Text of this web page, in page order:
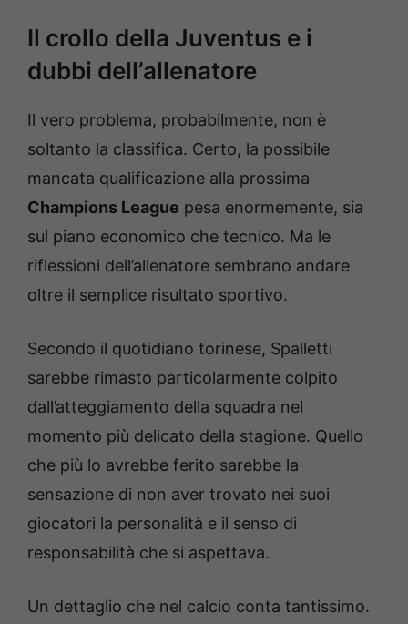
Il crollo della Juventus e i
dubbi dell’allenatore
Il vero problema, probabilmente, non è
soltanto la classifica. Certo, la possibile
mancata qualificazione alla prossima
Champions League pesa enormemente, sia
sul piano economico che tecnico. Ma le
riflessioni dell’allenatore sembrano andare
oltre il semplice risultato sportivo.
Secondo il quotidiano torinese, Spalletti
sarebbe rimasto particolarmente colpito
dall’atteggiamento della squadra nel
momento più delicato della stagione. Quello
che più lo avrebbe ferito sarebbe la
sensazione di non aver trovato nei suoi
giocatori la personalità e il senso di
responsabilità che si aspettava.
Un dettaglio che nel calcio conta tantissimo.